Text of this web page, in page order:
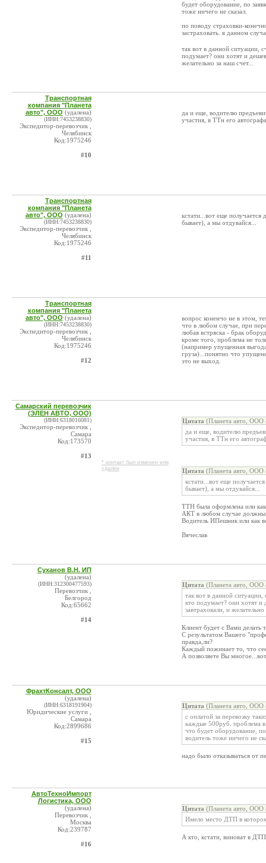
будет оборудование, по
тоже ничего не сказал.
по поводу страховки-
застраховать. в данном
так вот в данной ситуации,
подумает? они хотят и
желательно за наш счет...
Транспортная
компания "Планета
авто", ООО (удалена)
(ИНН:7453238830)
Экспедитор-перевозчик ,
Челябинск
Код:1975246
#10
да и еще, водителю
участия, в ТТн его
Транспортная
компания "Планета
авто", ООО (удалена)
(ИНН:7453238830)
Экспедитор-перевозчик ,
Челябинск
Код:1975246
#11
кстати...вот еще
бывает), а мы отдувайся...
Транспортная
компания "Планета
авто", ООО (удалена)
(ИНН:7453238830)
Экспедитор-перевозчик ,
Челябинск
Код:1975246
#12
вопрос коненчо не в этом,
что в любом случае, при
любая встряска - брак
кроме того, проблема не
(например упущенная
груза)...понятно что
это не выход.
Самарский перевозчик
(ЭЛЕН АВТО, ООО)
(ИНН:6318016081)
Экспедитор-перевозчик ,
Самара
Код:173570
#13
* контакт был изменен или
удален
Цитата (Планета авто, ООО
да и еще, водителю
участия, в ТТн его
Цитата (Планета авто, ООО
кстати...вот еще
бывает), а мы отдувайся...
ТТН была оформлена или
АКТ в любом случае должны
Водитель ИПешник или как
Вячеслав
Суханов В.Н. ИП
(удалена)
(ИНН:312300477593)
Перевозчик ,
Белгород
Код:65662
#14
Цитата (Планета авто, ООО
так вот в данной
кто подумает? они хотят и
завтраховали, и
Клиент будет с Вами делать
С результатом Вашего
правда,ли?
Каждый пожинает то, что
А позволяете Вы
ФрахтКонсалт, ООО
(удалена)
(ИНН:6318191904)
Юридические услуги ,
Самара
Код:2899686
#15
Цитата (Планета авто, ООО
с оплатой за перевозку
каждые 500руб. проблема
что будет оборудование,
водитель тоже ничего не
надо было отказываться от
АвтоТехноИмпорт
Логистика, ООО
(удалена)
Перевозчик ,
Москва
Код:239787
#16
Цитата (Планета авто, ООО
Имело место ДТП в
А кто, кстати, виноват в